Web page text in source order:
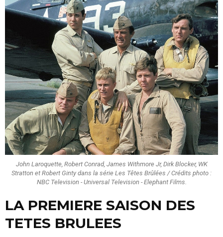
John Laroquette, Robert Conrad, James Withmore Jr, Dirk Blocker, WK
Stratton et Robert Ginty dans la série Les Têtes Brûlées / Crédits photo :
NBC Television - Universal Television - Elephant Films.
LA PREMIERE SAISON DES
TETES BRULEES